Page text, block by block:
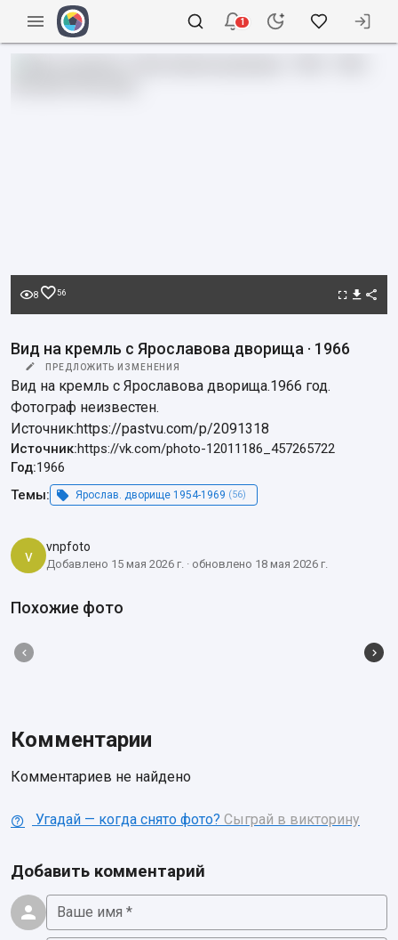
1
8 56
Вид на кремль с Ярославова дворища · 1966
ПРЕДЛОЖИТЬ ИЗМЕНЕНИЯ
Вид на кремль с Ярославова дворища.1966 год.
Фотограф неизвестен.
Источник:https://pastvu.com/p/2091318
Источник:https://vk.com/photo-12011186_457265722
Год:1966
Темы:
Ярослав. дворище 1954-1969 (56)
v vnpfoto
Добавлено 15 мая 2026 г. · обновлено 18 мая 2026 г.
Похожие фото
Комментарии
Комментариев не найдено
Угадай — когда снято фото? Сыграй в викторину
Добавить комментарий
Ваше имя *